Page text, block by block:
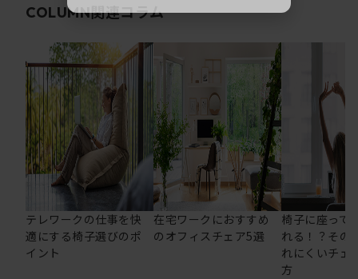
COLUMN関連コラム
テレワークの仕事を快
適にする椅子選びのポ
イント
在宅ワークにおすすめ
のオフィスチェア5選
椅子に座って
れる！？その
れにくいチェ
方